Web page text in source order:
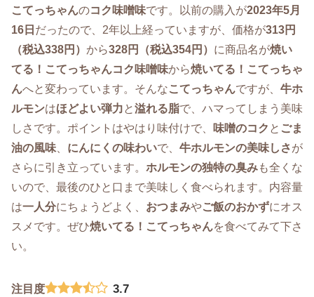
こてっちゃんのコク味噌味です。以前の購入が2023年5月
16日 だったので、2年以上経っていますが、価格が313円
（税込338円） から328円（税込354円） に商品名が焼い
てる！こてっちゃんコク味噌味から焼いてる！こてっちゃ
んへと変わっています。そんなこてっちゃんですが、 牛ホ
ルモンはほどよい弾力と溢れる脂で、ハマってしまう美味
しさです。ポイントはやはり味付けで、
味噌のコク と ごま
油の風味
にんにくの味わいで、 牛ホルモンの美味しさが
さらに引き立っています。 ホルモンの独特の臭みも全くな
いので、最後のひと口まで美味しく食べられます。内容量
は一人分にちょうどよく、 おつまみやご飯のおかずにオス
スメです。ぜひ焼いてる！こてっちゃんを食べてみて下さ
い。
注目度 3.7